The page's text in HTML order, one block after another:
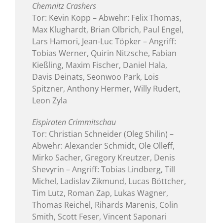
Chemnitz Crashers
Tor: Kevin Kopp – Abwehr: Felix Thomas,
Max Klughardt, Brian Olbrich, Paul Engel,
Lars Hamori, Jean-Luc Töpker – Angriff:
Tobias Werner, Quirin Nitzsche, Fabian
Kießling, Maxim Fischer, Daniel Hala,
Davis Deinats, Seonwoo Park, Lois
Spitzner, Anthony Hermer, Willy Rudert,
Leon Zyla
Eispiraten Crimmitschau
Tor: Christian Schneider (Oleg Shilin) –
Abwehr: Alexander Schmidt, Ole Olleff,
Mirko Sacher, Gregory Kreutzer, Denis
Shevyrin – Angriff: Tobias Lindberg, Till
Michel, Ladislav Zikmund, Lucas Böttcher,
Tim Lutz, Roman Zap, Lukas Wagner,
Thomas Reichel, Rihards Marenis, Colin
Smith, Scott Feser, Vincent Saponari